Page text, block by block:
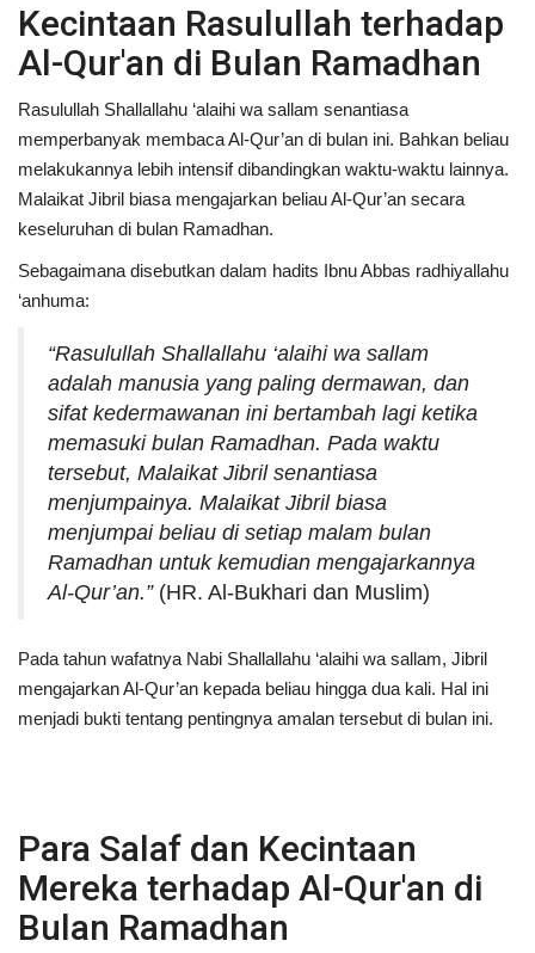
Kecintaan Rasulullah terhadap
Al-Qur'an di Bulan Ramadhan
Rasulullah Shallallahu ‘alaihi wa sallam senantiasa
memperbanyak membaca Al-Qur’an di bulan ini. Bahkan beliau
melakukannya lebih intensif dibandingkan waktu-waktu lainnya.
Malaikat Jibril biasa mengajarkan beliau Al-Qur’an secara
keseluruhan di bulan Ramadhan.
Sebagaimana disebutkan dalam hadits Ibnu Abbas radhiyallahu
‘anhuma:
“Rasulullah Shallallahu ‘alaihi wa sallam
adalah manusia yang paling dermawan, dan
sifat kedermawanan ini bertambah lagi ketika
memasuki bulan Ramadhan. Pada waktu
tersebut, Malaikat Jibril senantiasa
menjumpainya. Malaikat Jibril biasa
menjumpai beliau di setiap malam bulan
Ramadhan untuk kemudian mengajarkannya
Al-Qur’an.”(HR. Al-Bukhari dan Muslim)
Pada tahun wafatnya Nabi Shallallahu ‘alaihi wa sallam, Jibril
mengajarkan Al-Qur’an kepada beliau hingga dua kali. Hal ini
menjadi bukti tentang pentingnya amalan tersebut di bulan ini.
Para Salaf dan Kecintaan
Mereka terhadap Al-Qur'an di
Bulan Ramadhan